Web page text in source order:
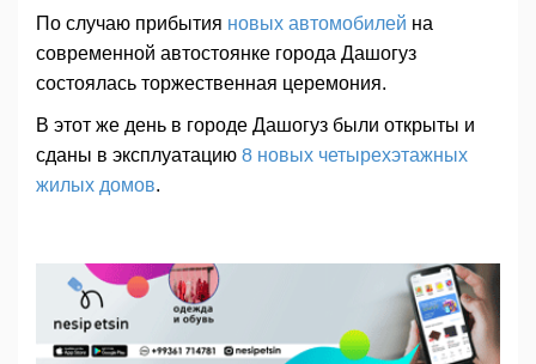
По случаю прибытия новых автомобилей на
современной автостоянке города Дашогуз
состоялась торжественная церемония.
В этот же день в городе Дашогуз были открыты и
сданы в эксплуатацию 8 новых четырехэтажных
жилых домов.